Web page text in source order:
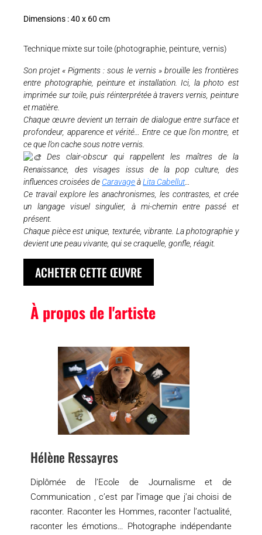
Dimensions : 40 x 60 cm
Technique mixte sur toile (photographie, peinture, vernis)
Son projet « Pigments : sous le vernis » brouille les frontières
entre photographie, peinture et installation. Ici, la photo est
imprimée sur toile, puis réinterprétée à travers vernis, peinture
et matière.
Chaque œuvre devient un terrain de dialogue entre surface et
profondeur, apparence et vérité… Entre ce que l’on montre, et
ce que l’on cache sous notre vernis.
Des clair-obscur qui rappellent les maîtres de la
Renaissance, des visages issus de la pop culture, des
influences croisées de CaravageàLita Cabellut…
Ce travail explore les anachronismes, les contrastes, et crée
un langage visuel singulier, à mi-chemin entre passé et
présent.
Chaque pièce est unique, texturée, vibrante. La photographie y
devient une peau vivante, qui se craquelle, gonfle, réagit.
ACHETER CETTE ŒUVRE
À propos de l'artiste
Hélène Ressayres
Diplômée de l’Ecole de Journalisme et de
Communication , c’est par l’image que j’ai choisi de
raconter. Raconter les Hommes, raconter l’actualité,
raconter les émotions… Photographe indépendante